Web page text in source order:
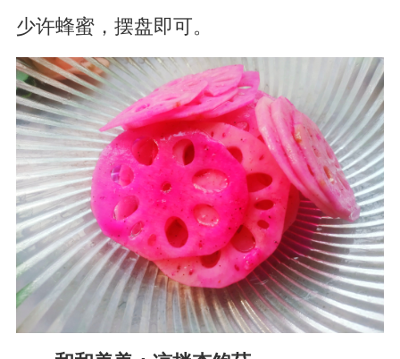
少许蜂蜜，摆盘即可。